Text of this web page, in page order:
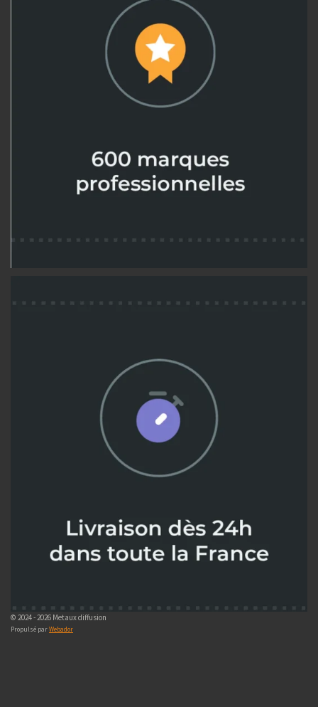
© 2024 - 2026 Metaux diffusion
Propulsé parWebador